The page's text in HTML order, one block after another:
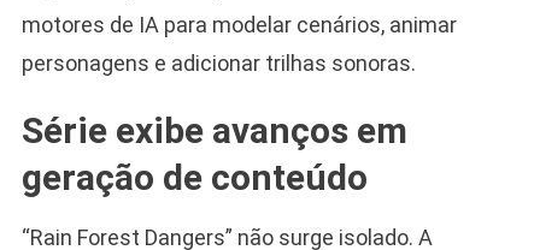
motores de IA para modelar cenários, animar
personagens e adicionar trilhas sonoras.
Série exibe avanços em
geração de conteúdo
“Rain Forest Dangers” não surge isolado. A